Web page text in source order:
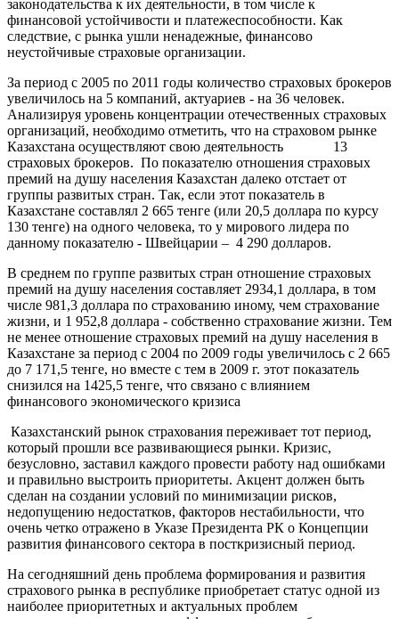
законодательства к их деятельности, в том числе к
финансовой устойчивости и платежеспособности. Как
следствие, с рынка ушли ненадежные, финансово
неустойчивые страховые организации.
За период с 2005 по 2011 годы количество страховых брокеров
увеличилось на 5 компаний, актуариев - на 36 человек.
Анализируя уровень концентрации отечественных страховых
организаций, необходимо отметить, что на страховом рынке
Казахстана осуществляют свою деятельность 13
страховых брокеров. По показателю отношения страховых
премий на душу населения Казахстан далеко отстает от
группы развитых стран. Так, если этот показатель в
Казахстане составлял 2 665 тенге (или 20,5 доллара по курсу
130 тенге) на одного человека, то у мирового лидера по
данному показателю - Швейцарии – 4 290 долларов.
В среднем по группе развитых стран отношение страховых
премий на душу населения составляет 2934,1 доллара, в том
числе 981,3 доллара по страхованию иному, чем страхование
жизни, и 1 952,8 доллара - собственно страхование жизни. Тем
не менее отношение страховых премий на душу населения в
Казахстане за период с 2004 по 2009 годы увеличилось с 2 665
до 7 171,5 тенге, но вместе с тем в 2009 г. этот показатель
снизился на 1425,5 тенге, что связано с влиянием
финансового экономического кризиса
Казахстанский рынок страхования переживает тот период,
который прошли все развивающиеся рынки. Кризис,
безусловно, заставил каждого провести работу над ошибками
и правильно выстроить приоритеты. Акцент должен быть
сделан на создании условий по минимизации рисков,
недопущению недостатков, факторов нестабильности, что
очень четко отражено в Указе Президента РК о Концепции
развития финансового сектора в посткризисный период.
На сегодняшний день проблема формирования и развития
страхового рынка в республике приобретает статус одной из
наиболее приоритетных и актуальных проблем